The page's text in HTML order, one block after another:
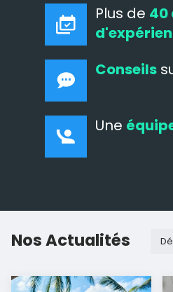
Plus de 40
Conseils
Une
Nos Actualités